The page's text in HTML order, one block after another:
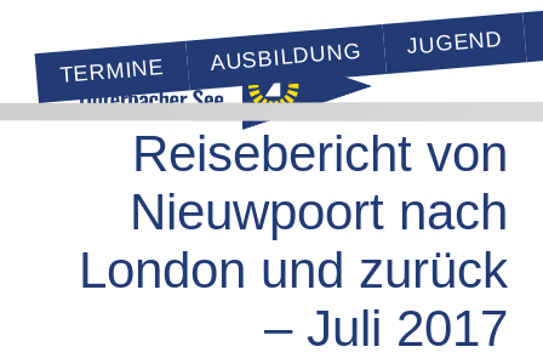
TERMINE AUSBILDUNG JUGEND
Reisebericht von
Nieuwpoort nach
London und zurück
– Juli 2017